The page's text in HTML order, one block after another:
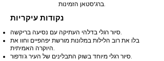
ברג'סטאן הזמינות.
נקודות עיקריות
סיור רגלי בדלהי העתיקה עם נסיעה בריקשה.
בלו את רוב הלילות במלונות מורשת יפהפיים וחוו את
היוקרה האמיתית.
סיור רגלי מיוחד בשוק התבלינים של העיר ג'ודפור.